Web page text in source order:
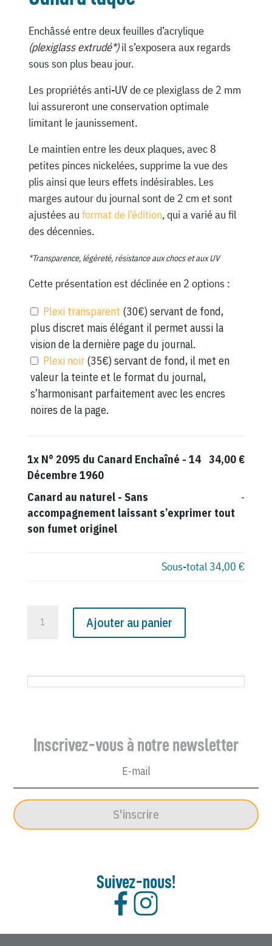
Enchâssé entre deux feuilles d’acrylique
(plexiglass extrudé*)il s’exposera aux regards
sous son plus beau jour.
Les propriétés anti-UV de ce plexiglass de 2 mm
lui assureront une conservation optimale
limitant le jaunissement.
Le maintien entre les deux plaques, avec 8
petites pinces nickelées, supprime la vue des
plis ainsi que leurs effets indésirables. Les
marges autour du journal sont de 2 cm et sont
ajustées au format de l’édition, qui a varié au fil
des décennies.
*Transparence, légèreté, résistance aux chocs et aux UV
Cette présentation est déclinée en 2 options :
Plexi transparent (30€) servant de fond,
plus discret mais élégant il permet aussi la
vision de la dernière page du journal.
Plexi noir (35€) servant de fond, il met en
valeur la teinte et le format du journal,
s’harmonisant parfaitement avec les encres
noires de la page.
1x N° 2095 du Canard Enchaîné - 14
Décembre 1960
34,00 €
Canard au naturel- Sans
accompagnement laissant s’exprimer tout
son fumet originel
-
Sous-total34,00 €
du
14
Ajouter au panier
Inscrivez-vous à notre newsletter
S'inscrire
Suivez-nous!